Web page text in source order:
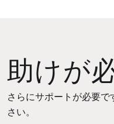
助けが
さらにサポートが必要
さい。